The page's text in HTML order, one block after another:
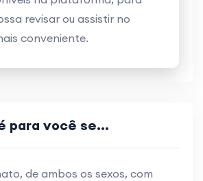
revisar ou assistir no
conveniente.
para você se...
de ambos os sexos, com